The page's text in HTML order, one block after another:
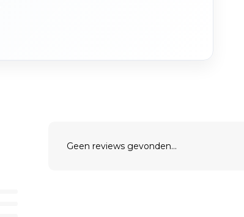
Geen reviews gevonden...